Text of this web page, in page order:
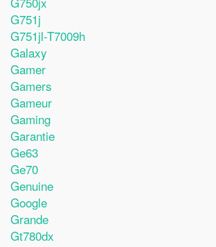
G751j
G751jl-T7009h
Galaxy
Gamer
Gamers
Gameur
Gaming
Garantie
Ge63
Ge70
Genuine
Google
Grande
Gt780dx